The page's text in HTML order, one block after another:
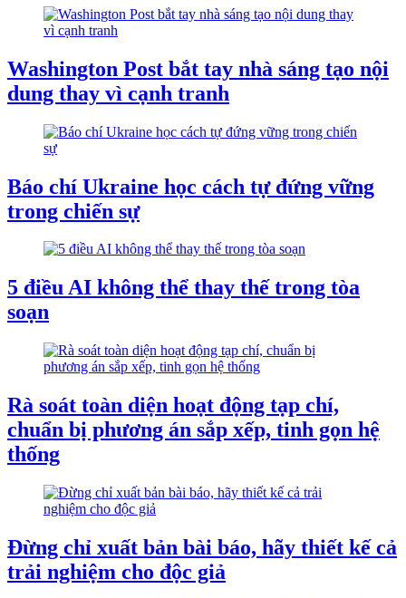
Washington Post bắt tay nhà sáng tạo nội
dung thay vì cạnh tranh
Báo chí Ukraine học cách tự đứng vững
trong chiến sự
5 điều AI không thể thay thế trong tòa
soạn
Rà soát toàn diện hoạt động tạp chí,
chuẩn bị phương án sắp xếp, tinh gọn hệ
thống
Đừng chỉ xuất bản bài báo, hãy thiết kế cả
trải nghiệm cho độc giả